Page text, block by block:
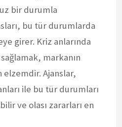
bir durumla
bu tür durumlarda
girer. Kriz anlarında
markanın
elzemdir. Ajanslar,
ile bu tür durumları
ve olası zararları en